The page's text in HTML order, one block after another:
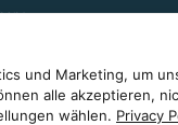
und Marketing, um
alle akzeptieren,
wählen. Privacy